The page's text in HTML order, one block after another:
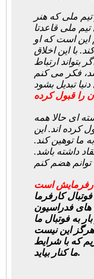
23 بازیکن و تیم ملی که هنر
ملی قاعدتا
این است که او
با این اخلاق
بتواند ارتباط
فکر می کنم
را قبول کرده
ای حالا همه
کرده اند. این
توهین کند.
داشته باشد.
است
کارفرما
های فدراسیون
به فوتبال ما
این نیست
که با شرایط
ما کنار بیاید.